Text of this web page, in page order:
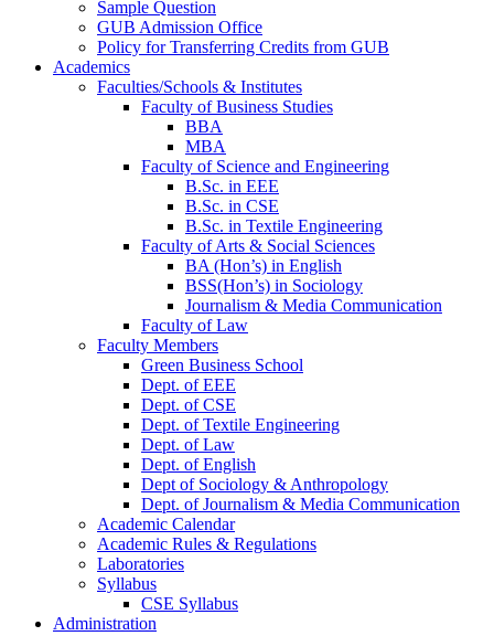
Sample Question
GUB Admission Office
Policy for Transferring Credits from GUB
Academics
Faculties/Schools & Institutes
Faculty of Business Studies
BBA
MBA
Faculty of Science and Engineering
B.Sc. in EEE
B.Sc. in CSE
B.Sc. in Textile Engineering
Faculty of Arts & Social Sciences
BA (Hon’s) in English
BSS(Hon’s) in Sociology
Journalism & Media Communication
Faculty of Law
Faculty Members
Green Business School
Dept. of EEE
Dept. of CSE
Dept. of Textile Engineering
Dept. of Law
Dept. of English
Dept of Sociology & Anthropology
Dept. of Journalism & Media Communication
Academic Calendar
Academic Rules & Regulations
Laboratories
Syllabus
CSE Syllabus
Administration